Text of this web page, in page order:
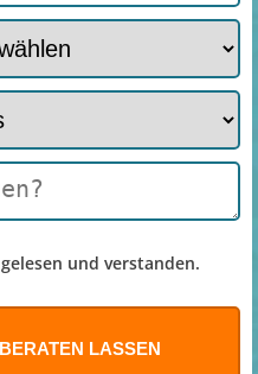
gelesen und verstanden.